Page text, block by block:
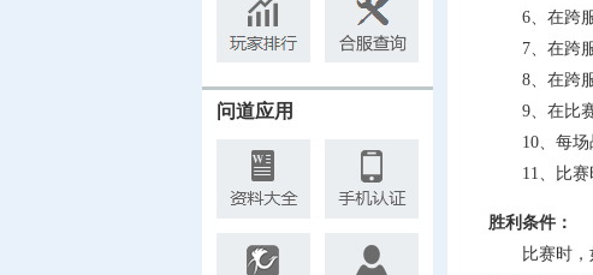
问道应用
6、在跨服
7、在跨服
8、在跨服
9、在比赛
10、每场战
11、比赛时
胜利条件：
比赛时，如